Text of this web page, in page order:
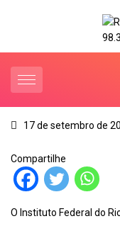
17 de setembro de
Compartilhe
O Instituto Federal do